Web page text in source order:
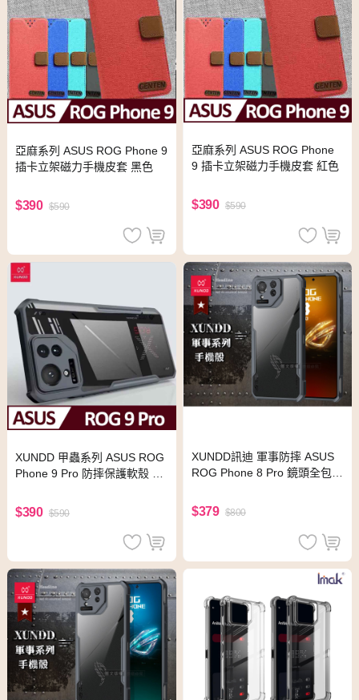
亞麻系列 ASUS ROG Phone 9
插卡立架磁力手機皮套 黑色
$390 $590
亞麻系列 ASUS ROG Phone
9 插卡立架磁力手機皮套 紅色
$390 $590
XUNDD 甲蟲系列 ASUS ROG
Phone 9 Pro 防摔保護軟殼 炫
$390 $590
XUNDD訊迪 軍事防摔 ASUS
ROG Phone 8 Pro 鏡頭全包覆
$379 $800